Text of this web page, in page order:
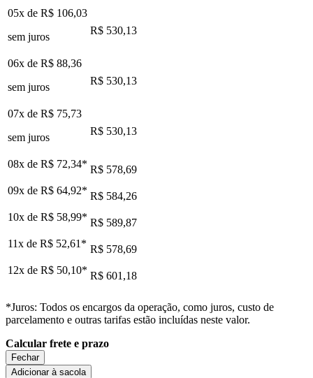
05x de R$ 106,03
sem juros
R$ 530,13
06x de R$ 88,36
sem juros
R$ 530,13
07x de R$ 75,73
sem juros
R$ 530,13
08x de R$ 72,34* R$ 578,69
09x de R$ 64,92* R$ 584,26
10x de R$ 58,99* R$ 589,87
11x de R$ 52,61 * R$ 578,69
12x de R$ 50,10* R$ 601,18
*Juros: Todos os encargos da operação, como juros, custo de
parcelamento e outras tarifas estão incluídas neste valor.
Calcular frete e prazo
Fechar
Adicionar à sacola